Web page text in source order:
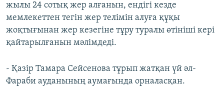
жылы 24 сотық жер алғанын, ендігі кезде
мемлекеттен тегін жер телімін алуға құқы
жоқтығынан жер кезегіне тұру туралы өтініші кері
қайтарылғанын мәлімдеді.
- Қазір Тамара Сейсенова тұрып жатқан үй әл-
Фараби ауданының аумағында орналасқан.